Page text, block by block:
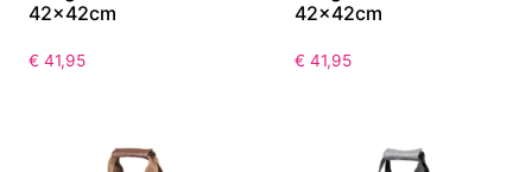
42x42cm
€ 41,95
42x42cm
€ 41,95